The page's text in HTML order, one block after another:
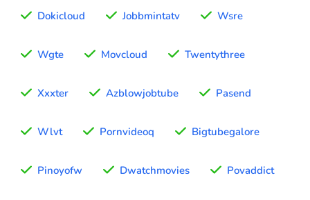
Dokicloud Jobbmintatv Wsre
Wgte Movcloud Twentythree
Xxxter Azblowjobtube Pasend
Wlvt Pornvideoq Bigtubegalore
Pinoyofw Dwatchmovies Povaddict